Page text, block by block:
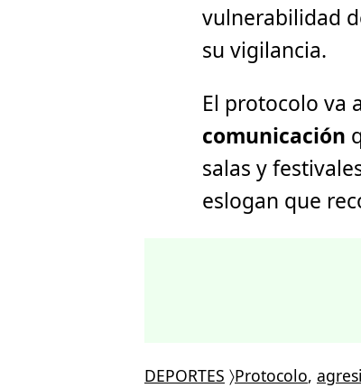
vulnerabilidad
su vigilancia.
El protocolo va
comunicación
salas y
eslogan que
DEPORTES 〉Protocolo,